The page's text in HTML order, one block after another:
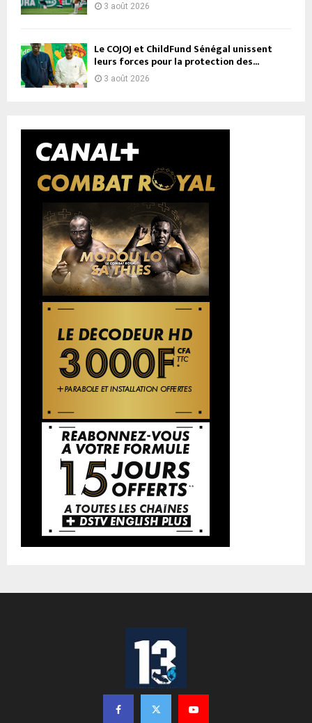
3 août 2026
Le COJOJ et ChildFund Sénégal unissent
leurs forces pour la protection des...
3 août 2026